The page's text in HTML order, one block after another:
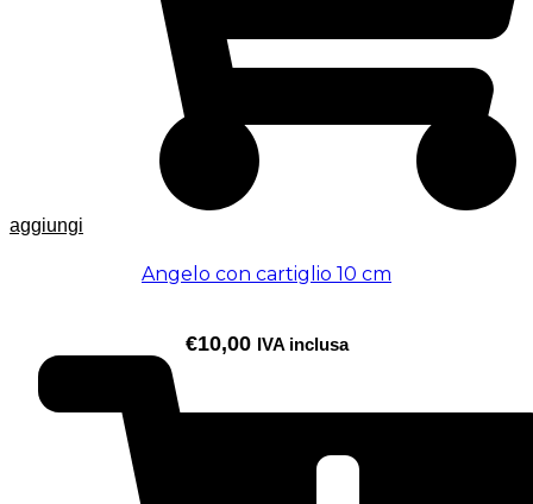
aggiungi
Angelo con cartiglio 10 cm
€10,00 IVA inclusa